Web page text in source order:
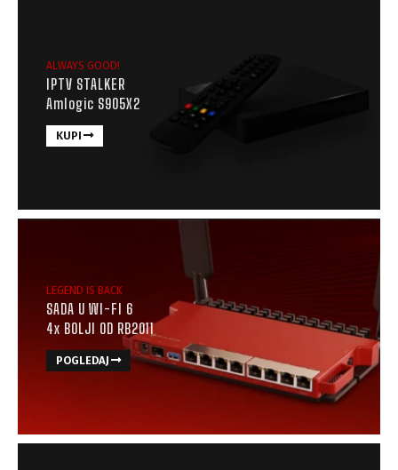
ALWAYS GOOD!
IPTV STALKER
Amlogic S905X2
KUPI
LEGEND IS BACK
SADA U WI-FI 6
4x BOLJI OD RB2011
POGLEDAJ